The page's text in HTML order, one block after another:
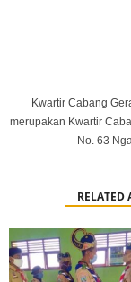
Kwartir Cabang
merupakan Kwartir
No. 63
RELATED